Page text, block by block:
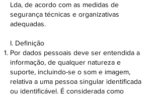
Lda, de acordo com as medidas de
segurança técnicas e organizativas
adequadas.
I. Definição
Por dados pessoais deve ser entendida a
informação, de qualquer natureza e
suporte, incluindo-se o som e imagem,
relativa a uma pessoa singular identificada
ou identificável. É considerada como